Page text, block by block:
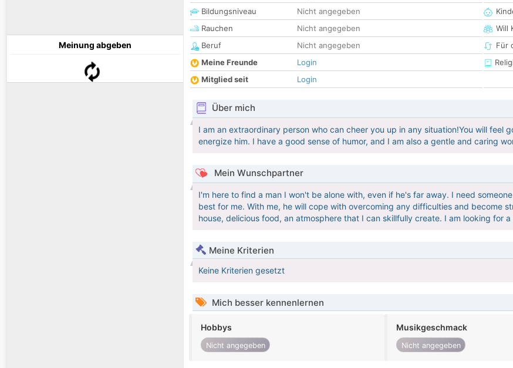
Meinung abgeben
Bildungsniveau
Nicht angegeben
Rauchen
Nicht angegeben
Beruf
Nicht angegeben
Meine Freunde
Login
Mitglied seit
Login
Will
Für
Über mich
I am an extraordinary person who can cheer you up in any situation!You will feel
energize him. I have a good sense of humor, and I am also a gentle and caring
Mein Wunschpartner
I'm here to find a man I won't be alone with, even if he's far away. I need
best for me. With me, he will cope with overcoming any difficulties and become
house, delicious food, an atmosphere that I can skillfully create. I am looking for
Meine Kriterien
Keine Kriterien gesetzt
Mich besser kennenlernen
Hobbys
Nicht angegeben
Musikgeschmack
Nicht angegeben